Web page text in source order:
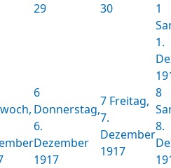
29 30
1
1.
6
Donnerstag,
6.
Dezember
1917
7 Freitag,
7.
Dezember
1917
8
8.